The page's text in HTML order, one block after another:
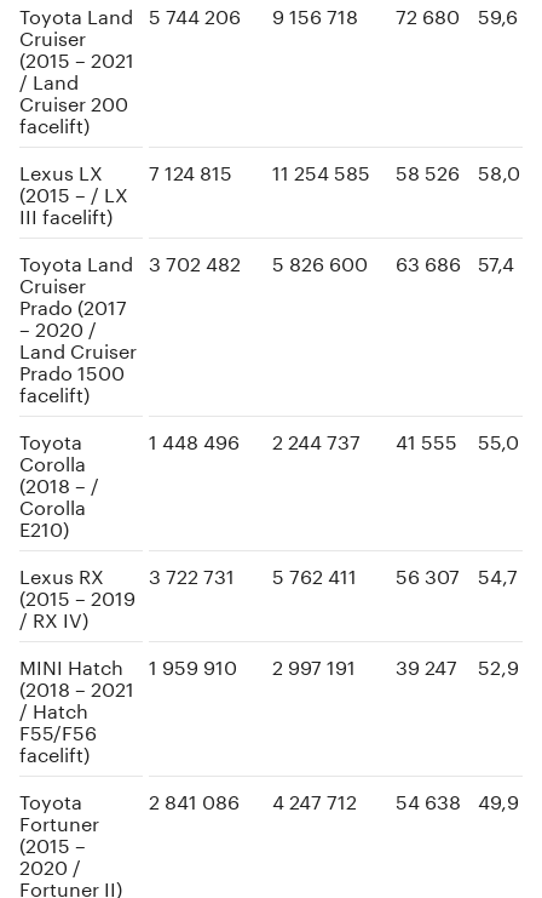
Toyota Land
Cruiser
(2015 – 2021
/ Land
Cruiser 200
facelift)
5 744 206 9 156 718 72 680 59,6
Lexus LX
(2015 – / LX
III facelift)
7 124 815 11 254 585 58 526 58,0
Toyota Land
Cruiser
Prado (2017
– 2020 /
Land Cruiser
Prado 1500
facelift)
3 702 482 5 826 600 63 686 57,4
Toyota
Corolla
(2018 – /
Corolla
E210)
1 448 496 2 244 737 41 555 55,0
Lexus RX
(2015 – 2019
/ RX IV)
3 722 731 5 762 411 56 307 54,7
MINI Hatch
(2018 – 2021
/ Hatch
F55/F56
facelift)
1 959 910 2 997 191 39 247 52,9
Toyota
Fortuner
(2015 –
2020 /
Fortuner II)
2 841 086 4 247 712 54 638 49,9